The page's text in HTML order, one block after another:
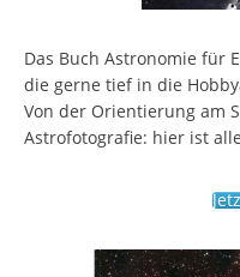
Das Buch Astronomie für
die gerne tief in die
Von der Orientierung am
Astrofotografie: hier ist